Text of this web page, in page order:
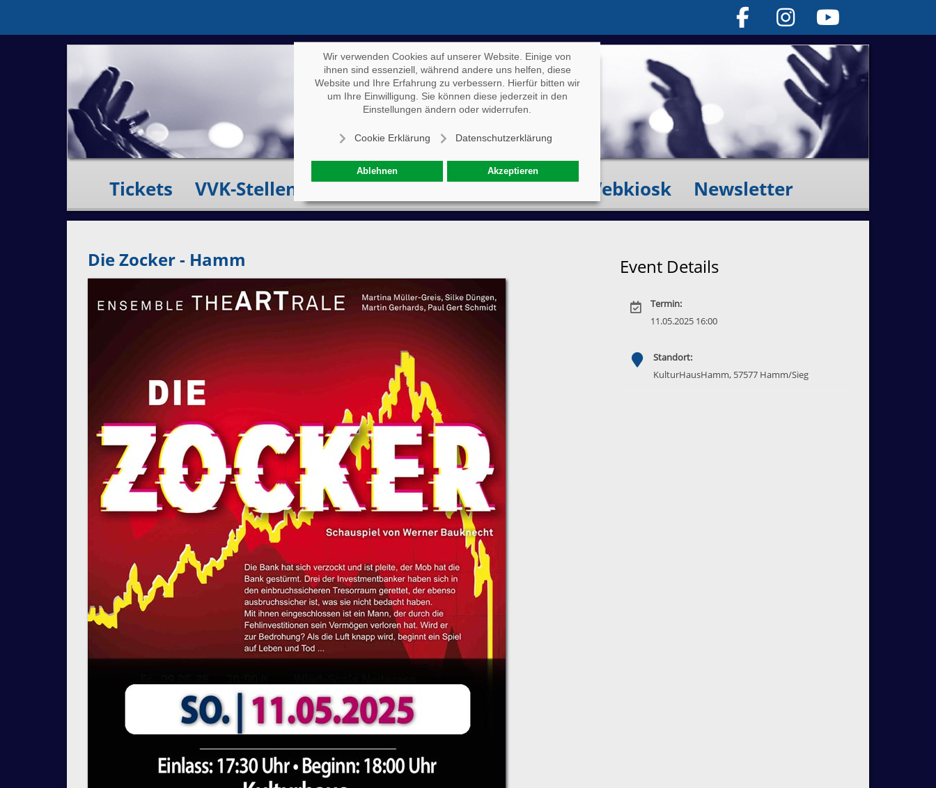
Wir verwenden Cookies auf unserer Website. Einige von
ihnen sind essenziell, während andere uns helfen, diese
Website und Ihre Erfahrung zu verbessern. Hierfür bitten wir
um Ihre Einwilligung. Sie können diese jederzeit in den
Einstellungen ändern oder widerrufen.
Cookie Erklärung Datenschutzerklärung
Ablehnen Akzeptieren
Tickets VVK-Stellen Eventkalender Specials Webkiosk Newsletter
Die Zocker - Hamm Event Details
Termin:
11.05.2025 16:00
Standort:
KulturHausHamm, 57577 Hamm/Sieg